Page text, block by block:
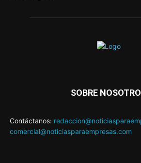
SOBRE
Contáctanos:
comercial@noticiasparaempresas.com